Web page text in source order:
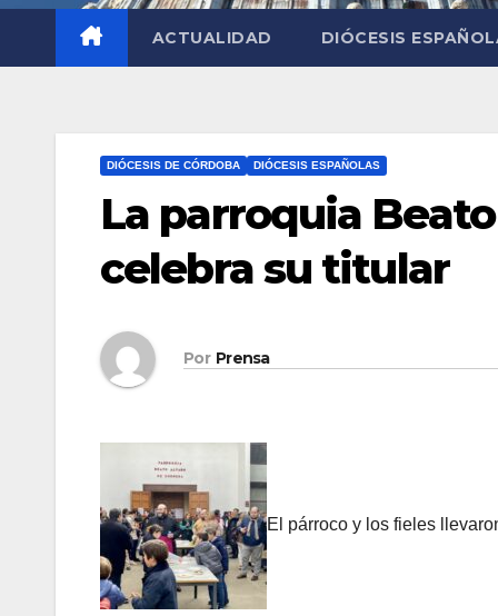
ACTUALIDAD DIÓCESIS
DIÓCESIS DE CÓRDOBA DIÓCESIS ESPAÑOLAS
La parroquia
celebra su titular
Por Prensa
El párroco y los fieles